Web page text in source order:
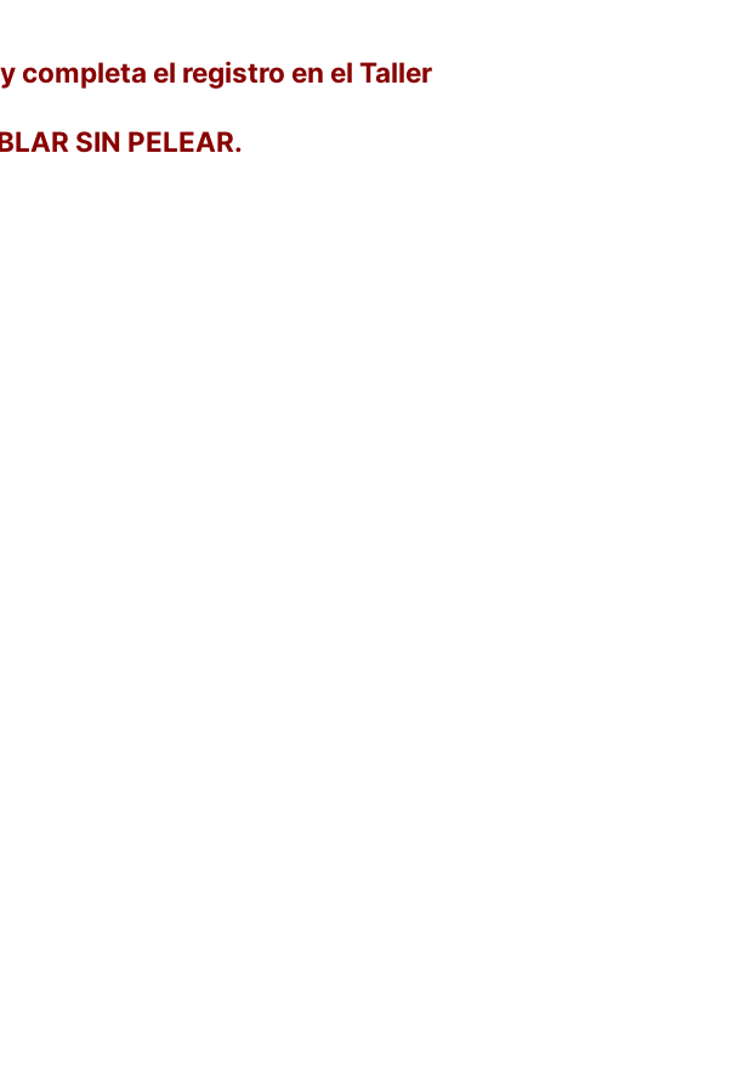
completa el registro en el Taller
SIN PELEAR.